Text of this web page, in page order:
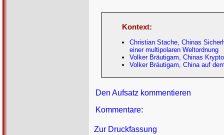
Kontext:
Christian Stache, Chinas
einer multipolaren Weltordnung
Volker Bräutigam, Chinas
Volker Bräutigam, China auf
Den Aufsatz kommentieren
Kommentare:
Zur Druckfassung